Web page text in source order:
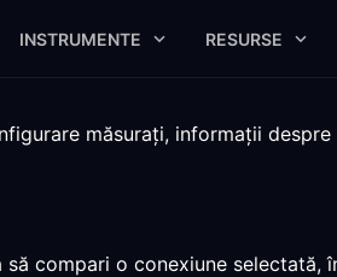
INSTRUMENTE RESURSE
măsurați, informații
compari o conexiune selectată,